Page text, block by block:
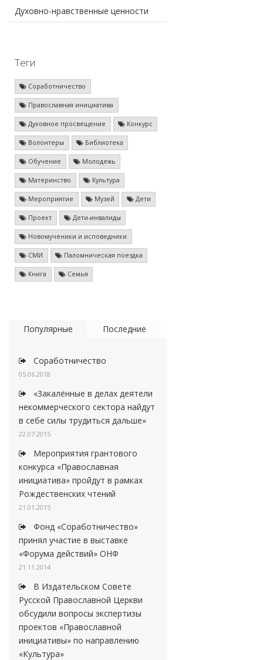
Духовно-нравственные ценности
Теги
Соработничество
Православная инициатива
Духовное просвещение Конкурс
Волонтеры Библиотека
Обучение Молодежь
Материнство Культура
Мероприятие Музей Дети
Проект Дети-инвалиды
Новомученики и исповедники
СМИ Паломническая поездка
Книга Семья
Популярные Последние
Соработничество
05.06.2018
«Закалённые в делах деятели
некоммерческого сектора найдут
в себе силы трудиться дальше»
22.07.2015
Мероприятия грантового
конкурса «Православная
инициатива» пройдут в рамках
Рождественских чтений
21.01.2015
Фонд «Соработничество»
принял участие в выставке
«Форума действий» ОНФ
21.11.2014
В Издательском Совете
Русской Православной Церкви
обсудили вопросы экспертизы
проектов «Православной
инициативы» по направлению
«Культура»